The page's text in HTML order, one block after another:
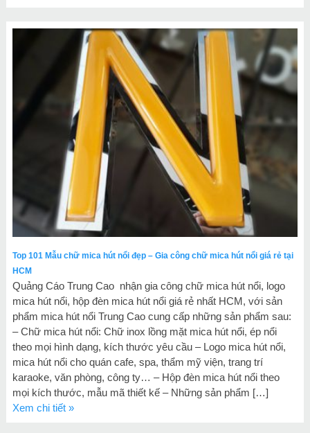
Top 101 Mẫu chữ mica hút nổi đẹp – Gia công chữ mica hút nổi giá rẻ tại
HCM
Quảng Cáo Trung Cao nhận gia công chữ mica hút nổi, logo
mica hút nổi, hộp đèn mica hút nổi giá rẻ nhất HCM, với sản
phẩm mica hút nổi Trung Cao cung cấp những sản phẩm sau:
– Chữ mica hút nổi: Chữ inox lồng mặt mica hút nổi, ép nổi
theo mọi hình dạng, kích thước yêu cầu – Logo mica hút nổi,
mica hút nổi cho quán cafe, spa, thẩm mỹ viện, trang trí
karaoke, văn phòng, công ty… – Hộp đèn mica hút nổi theo
mọi kích thước, mẫu mã thiết kế – Những sản phẩm […]
Xem chi tiết »